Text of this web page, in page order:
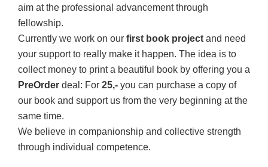
aim at the professional advancement through
fellowship.
Currently we work on our first book project and need
your support to really make it happen. The idea is to
collect money to print a beautiful book by offering you a
PreOrder deal: For 25,- you can purchase a copy of
our book and support us from the very beginning at the
same time.
We believe in companionship and collective strength
through individual competence.